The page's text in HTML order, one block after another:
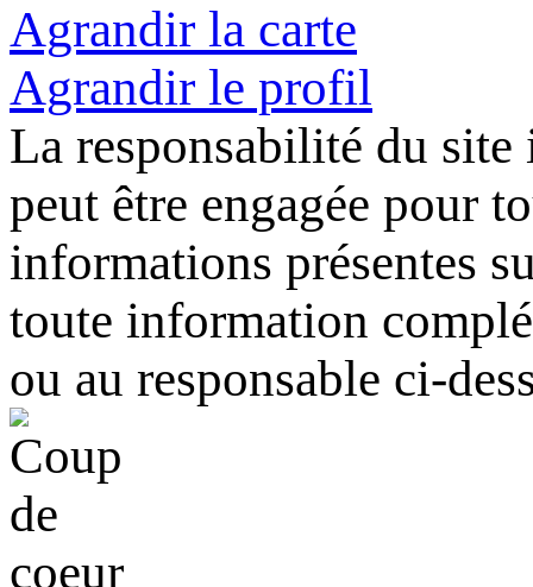
Agrandir la carte
Agrandir le profil
La responsabilité du
peut être engagée pour
informations présentes
toute information
ou au responsable ci-